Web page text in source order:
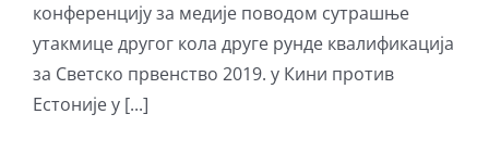
конференцију за медије поводом сутрашње
утакмице другог кола друге рунде квалификација
за Светско првенство 2019. у Кини против
Естоније у [...]